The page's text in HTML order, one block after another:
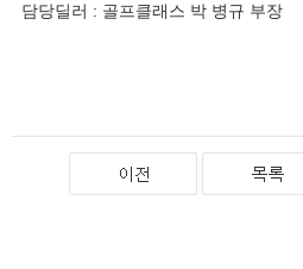
담당딜러 : 골프클래스 박 병규 부장